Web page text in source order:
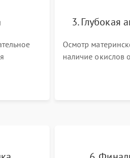
3. Глубокая
Осмотр
наличие окислов
сопротивлений